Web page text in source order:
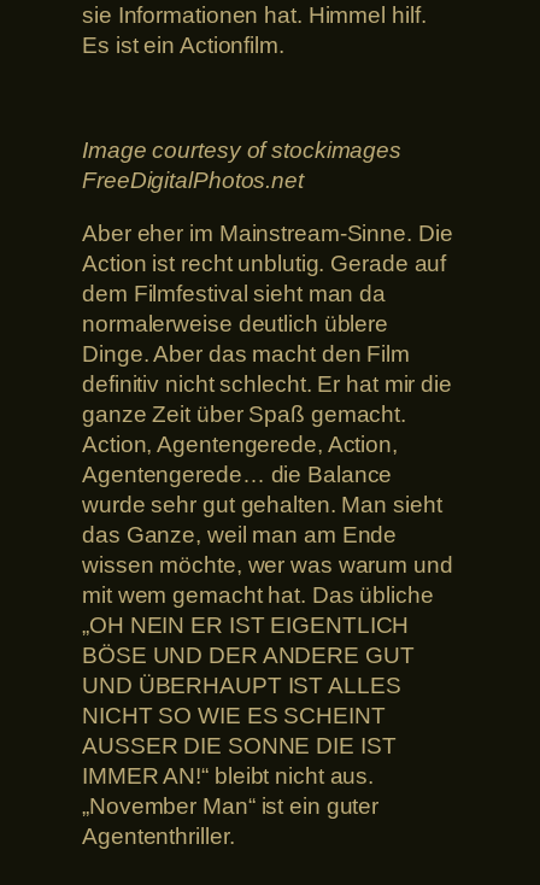
sie Informationen hat. Himmel hilf.
Es ist ein Actionfilm.
Image courtesy of stockimages
FreeDigitalPhotos.net
Aber eher im Mainstream-Sinne. Die
Action ist recht unblutig. Gerade auf
dem Filmfestival sieht man da
normalerweise deutlich üblere
Dinge. Aber das macht den Film
definitiv nicht schlecht. Er hat mir die
ganze Zeit über Spaß gemacht.
Action, Agentengerede, Action,
Agentengerede… die Balance
wurde sehr gut gehalten. Man sieht
das Ganze, weil man am Ende
wissen möchte, wer was warum und
mit wem gemacht hat. Das übliche
„OH NEIN ER IST EIGENTLICH
BÖSE UND DER ANDERE GUT
UND ÜBERHAUPT IST ALLES
NICHT SO WIE ES SCHEINT
AUSSER DIE SONNE DIE IST
IMMER AN!“ bleibt nicht aus.
„November Man“ ist ein guter
Agententhriller.